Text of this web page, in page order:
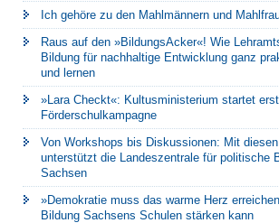
Ich gehöre zu den Mahlmännern und
Raus auf den »BildungsAcker«! Wie
Bildung für nachhaltige Entwicklung ganz
und lernen
»Lara Checkt«: Kultusministerium startet
Förderschulkampagne
Von Workshops bis Diskussionen: Mit
unterstützt die Landeszentrale für politische
Sachsen
»Demokratie muss das warme Herz
Bildung Sachsens Schulen stärken kann